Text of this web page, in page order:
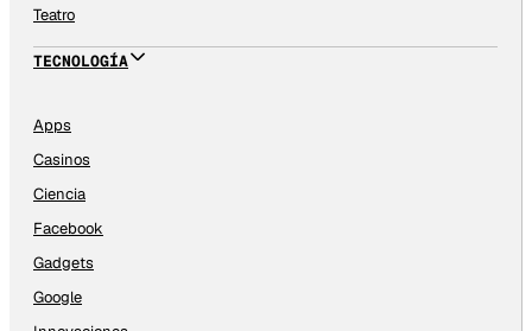
Teatro
TECNOLOGÍA
Apps
Casinos
Ciencia
Facebook
Gadgets
Google